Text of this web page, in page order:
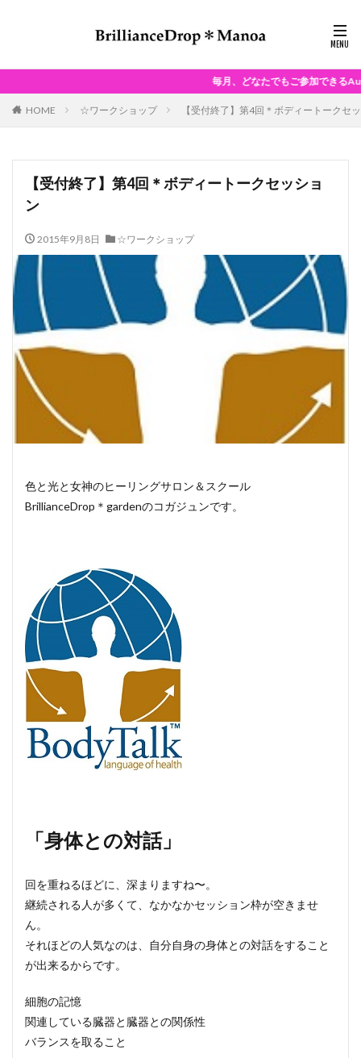
毎月、どなたでもご参加できるAuraSoma®Dayを開
HOME ☆ワークショップ 【受付終了】第4回＊ボディートークセ
【受付終了】第4回＊ボディートークセッショ
ン
2015年9月8日 ☆ワークショップ
色と光と女神のヒーリングサロン＆スクール
BrillianceDrop＊gardenのコガジュンです。
「身体との対話」
回を重ねるほどに、深まりますね〜。
継続される人が多くて、なかなかセッション枠が空きませ
ん。
それほどの人気なのは、自分自身の身体との対話をすること
が出来るからです。
細胞の記憶
関連している臓器と臓器との関係性
バランスを取ること